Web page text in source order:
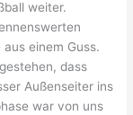
weiter.
einem Guss.
dass
Außenseiter ins
war von uns